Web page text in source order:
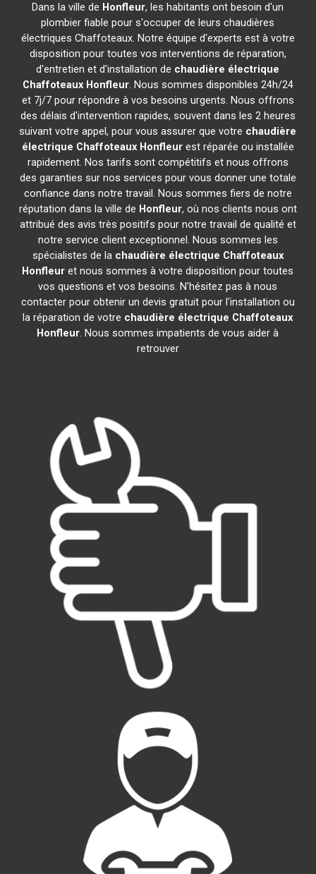
Dans la ville de Honfleur, les habitants ont besoin d'un
plombier fiable pour s'occuper de leurs chaudières
électriques Chaffoteaux. Notre équipe d'experts est à votre
disposition pour toutes vos interventions de réparation,
d'entretien et d'installation de chaudière électrique
Chaffoteaux Honfleur. Nous sommes disponibles 24h/24
et 7j/7 pour répondre à vos besoins urgents. Nous offrons
des délais d'intervention rapides, souvent dans les 2 heures
suivant votre appel, pour vous assurer que votre chaudière
électrique Chaffoteaux Honfleurest réparée ou installée
rapidement. Nos tarifs sont compétitifs et nous offrons
des garanties sur nos services pour vous donner une totale
confiance dans notre travail. Nous sommes fiers de notre
réputation dans la ville de Honfleur, où nos clients nous ont
attribué des avis très positifs pour notre travail de qualité et
notre service client exceptionnel. Nous sommes les
spécialistes de la chaudière électrique Chaffoteaux
Honfleur et nous sommes à votre disposition pour toutes
vos questions et vos besoins. N'hésitez pas à nous
contacter pour obtenir un devis gratuit pour l'installation ou
la réparation de votre chaudière électrique Chaffoteaux
Honfleur. Nous sommes impatients de vous aider à
retrouver